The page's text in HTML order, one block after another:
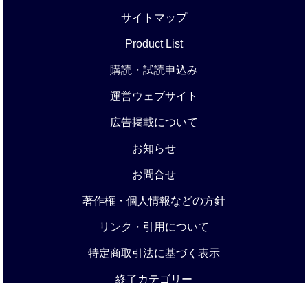
サイトマップ
Product List
購読・試読申込み
運営ウェブサイト
広告掲載について
お知らせ
お問合せ
著作権・個人情報などの方針
リンク・引用について
特定商取引法に基づく表示
終了カテゴリー